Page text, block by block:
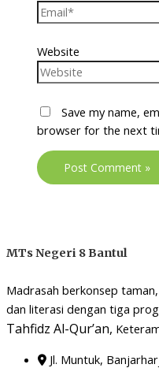
Website
Save my name,
browser for the next
MTs Negeri 8 Bantul
Madrasah berkonsep
dan literasi dengan tiga
Tahfidz Al-Qur’an,
Jl. Muntuk,